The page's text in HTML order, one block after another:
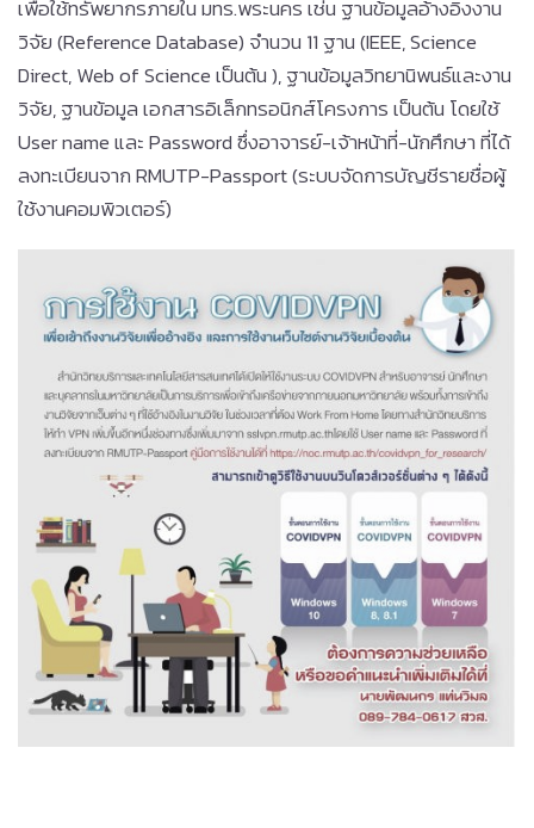
เพื่อใช้ทรัพยากรภายใน มทร.พระนคร เช่น ฐานข้อมูลอ้างอิงงาน
วิจัย (Reference Database) จำนวน 11 ฐาน (IEEE, Science
Direct, Web of Science เป็นต้น ), ฐานข้อมูลวิทยานิพนธ์และงาน
วิจัย, ฐานข้อมูล เอกสารอิเล็กทรอนิกส์โครงการ เป็นต้น โดยใช้
User name และ Password ซึ่งอาจารย์-เจ้าหน้าที่-นักศึกษา ที่ได้
ลงทะเบียนจาก RMUTP-Passport (ระบบจัดการบัญชีรายชื่อผู้
ใช้งานคอมพิวเตอร์)